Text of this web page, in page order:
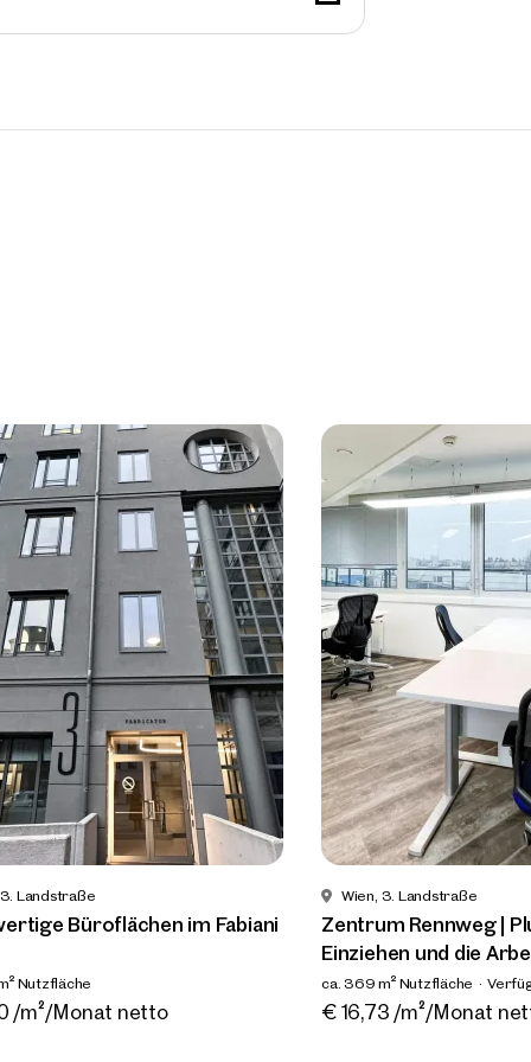
Landstraße
Büroflächen im
Haus
Nutzfläche
Nach Vereinbarung
/m²/Monat netto
Wien, 3. Landstraße
Hochwertige
Fabiani Haus
ca. 333 m² Nutzfläche
Verfügbar Nach Vereinbarung
€ 16,00 /m²/Monat netto
Landstraße
Büroflächen im Fabiani
Nutzfläche
Nach Vereinbarung
/m²/Monat netto
Wien, 3. Landstraße
Zentrum Rennweg |
Einziehen und die
ca. 369 m² Nutzfläche
€ 16,73 /m²/Monat